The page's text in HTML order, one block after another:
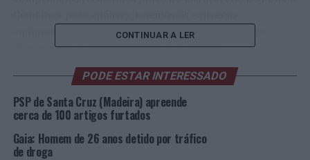
equipamento informático (computador;
dispositivos de armazenamento de dados).
A operação desenvolvida pela Divisão de Investigação
Criminal contou com a colaboração do Destacamento da
Unidade Especial de Polícia.
O suspeito foi presente junto das Autoridades
CONTINUAR A LER
PODE ESTAR INTERESSADO
PSP de Santa Cruz (Madeira) apreende
cerca de 100 artigos furtados
Gaia: Homem de 26 anos detido por tráfico
de droga